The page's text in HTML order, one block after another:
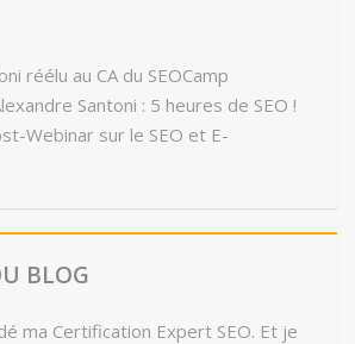
réélu au CA du SEOCamp
Santoni : 5 heures de SEO !
Webinar sur le SEO et E-
BLOG
ma Certification Expert SEO. Et je